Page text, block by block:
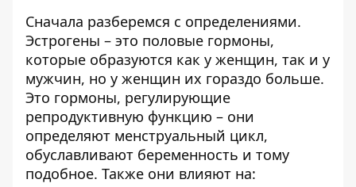
Сначала разберемся с определениями.
Эстрогены – это половые гормоны,
которые образуются как у женщин, так и у
мужчин, но у женщин их гораздо больше.
Это гормоны, регулирующие
репродуктивную функцию – они
определяют менструальный цикл,
обуславливают беременность и тому
подобное. Также они влияют на: